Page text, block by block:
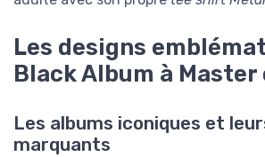
Les designs
Black Album à
Les albums iconiques et
marquants